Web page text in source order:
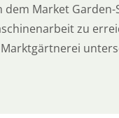
dem Market
zu